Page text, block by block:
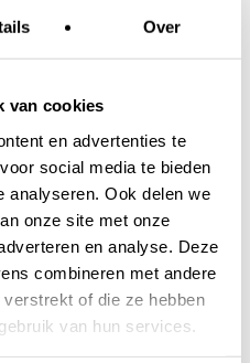
Over
van cookies
en advertenties te
social media te bieden
analyseren. Ook delen we
onze site met onze
en analyse. Deze
combineren met andere
of die ze hebben
van hun services.